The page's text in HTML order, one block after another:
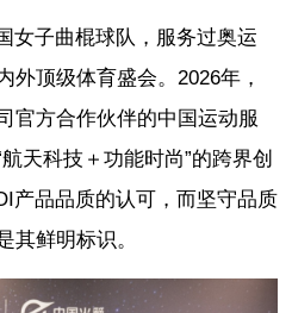
女子曲棍球队，服务过奥运
外顶级体育盛会。2026年，
官方合作伙伴的中国运动服
天科技＋功能时尚”的跨界创
产品品质的认可，而坚守品质
其鲜明标识。